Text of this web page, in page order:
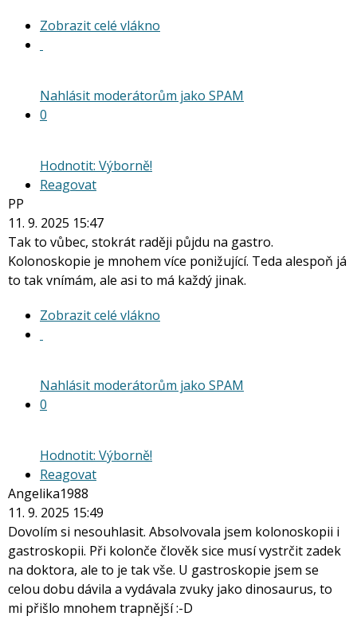
Zobrazit celé vlákno
Nahlásit moderátorům jako SPAM
0
Hodnotit: Výborně!
Reagovat
PP
11. 9. 2025 15:47
Tak to vůbec, stokrát raději půjdu na gastro.
Kolonoskopie je mnohem více ponižující. Teda alespoň já
to tak vnímám, ale asi to má každý jinak.
Zobrazit celé vlákno
Nahlásit moderátorům jako SPAM
0
Hodnotit: Výborně!
Reagovat
Angelika1988
11. 9. 2025 15:49
Dovolím si nesouhlasit. Absolvovala jsem kolonoskopii i
gastroskopii. Při kolonče člověk sice musí vystrčit zadek
na doktora, ale to je tak vše. U gastroskopie jsem se
celou dobu dávila a vydávala zvuky jako dinosaurus, to
mi přišlo mnohem trapnější :-D